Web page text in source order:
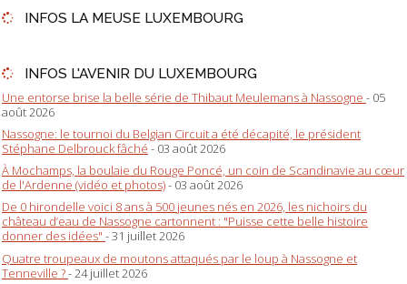
INFOS LA MEUSE LUXEMBOURG
INFOS L'AVENIR DU LUXEMBOURG
Une entorse brise la belle série de Thibaut Meulemans à Nassogne - 05
août 2026
Nassogne: le tournoi du Belgian Circuit a été décapité, le président
Stéphane Delbrouck fâché - 03 août 2026
À Mochamps, la boulaie du Rouge Poncé, un coin de Scandinavie au cœur
de l'Ardenne (vidéo et photos)- 03 août 2026
De 0 hirondelle voici 8 ans à 500 jeunes nés en 2026, les nichoirs du
château d’eau de Nassogne cartonnent : "Puisse cette belle histoire
donner des idées" - 31 juillet 2026
Quatre troupeaux de moutons attaqués par le loup à Nassogne et
Tenneville ?- 24 juillet 2026